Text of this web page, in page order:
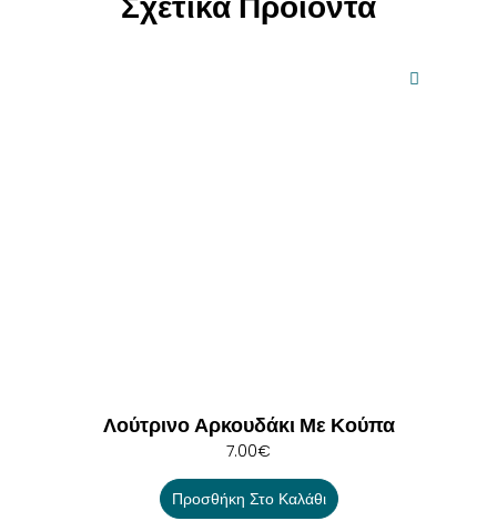
Λούτρινο Αρκουδάκι Με Κούπα
7.00€
Προσθήκη Στο Καλάθι